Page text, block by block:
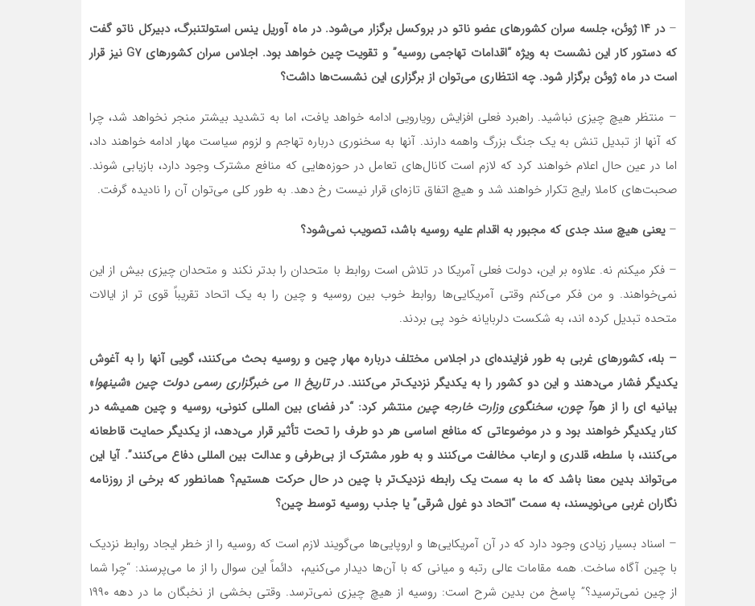
–
در ۱۴ ژوئن، جلسه سران کشورهای عضو ناتو در بروکسل برگزار می‌شود. در ماه آوریل ینس استولتنبرگ، دبیرکل ناتو گفت
که دستور کار این نشست به ویژه “اقدامات تهاجمی روسیه” و تقویت چین خواهد بود. اجلاس سران کشورهای G7
نیز قرار
است در ماه ژوئن برگزار شود. چه انتظاری می‌توان از برگزاری این نشست‌ها داشت؟
– منتظر هیچ چیزی نباشید. راهبرد فعلی افزایش رویارویی ادامه خواهد یافت، اما به تشدید بیشتر منجر نخواهد شد، چرا
که آنها از تبدیل تنش به یک جنگ بزرگ واهمه دارند. آنها به سخنوری درباره تهاجم و لزوم سیاست مهار ادامه خواهند داد،
اما در عین حال اعلام خواهند کرد که لازم است کانال‌های تعامل در حوزه‌هایی که منافع مشترک وجود دارد، بازیابی شوند.
صحبت‌های کاملا رایج تکرار خواهند شد و هیچ اتفاق تازه‌ای قرار نیست رخ دهد. به طور کلی می‌توان آن را نادیده گرفت.
– یعنی هیچ سند جدی که مجبور به اقدام علیه روسیه باشد، تصویب نمی‌شود؟
– فکر میکنم نه. علاوه بر این، دولت فعلی آمریکا در تلاش است روابط با متحدان را بدتر نکند و متحدان چیزی بیش از این
نمی‌خواهند. و من فکر می‌کنم وقتی آمریکایی‌ها روابط خوب بین روسیه و چین را به یک اتحاد تقریباً قوی تر از ایالات
متحده تبدیل کرده اند، به شکست دلربایانه خود پی بردند.
– بله، کشورهای غربی به طور فزاینده‌ای در اجلاس مختلف درباره مهار چین و روسیه بحث می‌کنند، گویی آنها را به آغوش
یکدیگر فشار می‌دهند و این دو کشور را به یکدیگر نزدیک‌تر می‌کنند.در تاریخ ۱۱ می‌ خبرگزاری رسمی دولت چین «شینهوا»
بیانیه ای را از هوآ چون،سخنگوی وزارت خارجه چین منتشر کرد: “در فضای بین المللی کنونی، روسیه و چین همیشه در
کنار یکدیگر خواهند بود و در موضوعاتی که منافع اساسی هر دو طرف را تحت تأثیر قرار می‌دهد، از یکدیگر حمایت قاطعانه
می‌کنند، با سلطه، قلدری و ارعاب مخالفت می‌کنند و به طور مشترک از بی‌طرفی و عدالت بین المللی دفاع می‌کنند”. آیا این
می‌تواند بدین معنا باشد که ما به سمت یک رابطه نزدیک‌تر با چین در حال حرکت هستیم؟ همانطور که برخی از روزنامه
نگاران غربی می‌نویسند، به سمت “اتحاد دو غول شرقی” یا جذب روسیه توسط چین؟
– اسناد بسیار زیادی وجود دارد که در آن آمریکایی‌ها و اروپایی‌ها می‌گویند لازم است که روسیه را از خطر ایجاد روابط نزدیک
با چین آگاه ساخت. همه مقامات عالی رتبه و میانی که با آن‌ها دیدار می‌کنیم، دائماً این سوال را از ما می‌پرسند: “چرا شما
از چین نمی‌ترسید؟” پاسخ من بدین شرح است: روسیه از هیچ چیزی نمی‌ترسد. وقتی بخشی از نخبگان ما در دهه ۱۹۹۰